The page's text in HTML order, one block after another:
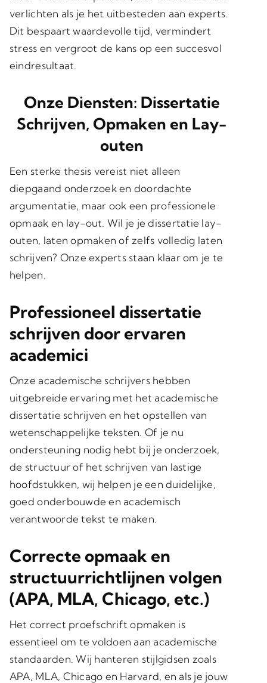
verlichten als je het uitbesteden aan experts.
Dit bespaart waardevolle tijd, vermindert
stress en vergroot de kans op een succesvol
eindresultaat.
Onze Diensten: Dissertatie
Schrijven, Opmaken en Lay-
outen
Een sterke thesis vereist niet alleen
diepgaand onderzoek en doordachte
argumentatie, maar ook een professionele
opmaak en lay-out. Wil je je dissertatie lay-
outen, laten opmaken of zelfs volledig laten
schrijven? Onze experts staan klaar om je te
helpen.
Professioneel dissertatie
schrijven door ervaren
academici
Onze academische schrijvers hebben
uitgebreide ervaring met het academische
dissertatie schrijven en het opstellen van
wetenschappelijke teksten. Of je nu
ondersteuning nodig hebt bij je onderzoek,
de structuur of het schrijven van lastige
hoofdstukken, wij helpen je een duidelijke,
goed onderbouwde en academisch
verantwoorde tekst te maken.
Correcte opmaak en
structuurrichtlijnen volgen
(APA, MLA, Chicago, etc.)
Het correct proefschrift opmaken is
essentieel om te voldoen aan academische
standaarden. Wij hanteren stijlgidsen zoals
APA, MLA, Chicago en Harvard, en als je jouw